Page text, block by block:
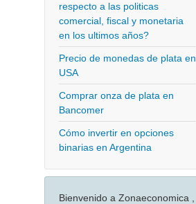
respecto a las politicas
comercial, fiscal y monetaria
en los ultimos años?
Precio de monedas de plata en
USA
Comprar onza de plata en
Bancomer
Cómo invertir en opciones
binarias en Argentina
Bienvenido a Zonaeconomica ,